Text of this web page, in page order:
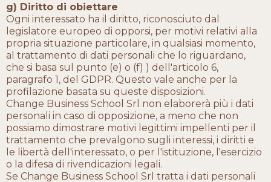
g) Diritto di obiettare
Ogni interessato ha il diritto, riconosciuto dal
legislatore europeo di opporsi, per motivi relativi alla
propria situazione particolare, in qualsiasi momento,
al trattamento di dati personali che lo riguardano,
che si basa sul punto (e) o (f) ) dell'articolo 6,
paragrafo 1, del GDPR. Questo vale anche per la
profilazione basata su queste disposizioni.
Change Business School Srl non elaborerà più i dati
personali in caso di opposizione, a meno che non
possiamo dimostrare motivi legittimi impellenti per il
trattamento che prevalgono sugli interessi, i diritti e
le libertà dell'interessato, o per l'istituzione, l'esercizio
o la difesa di rivendicazioni legali.
Se Change Business School Srl tratta i dati personali